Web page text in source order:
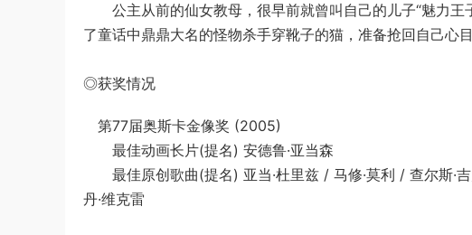
公主从前的仙女教母，很早前就曾叫自己的儿子“魅力王
了童话中鼎鼎大名的怪物杀手穿靴子的猫，准备抢回自己心目
◎获奖情况
第77届奥斯卡金像奖 (2005)
最佳动画长片(提名) 安德鲁·亚当森
最佳原创歌曲(提名) 亚当·杜里兹 / 马修·莫利 / 查尔斯·
丹·维克雷